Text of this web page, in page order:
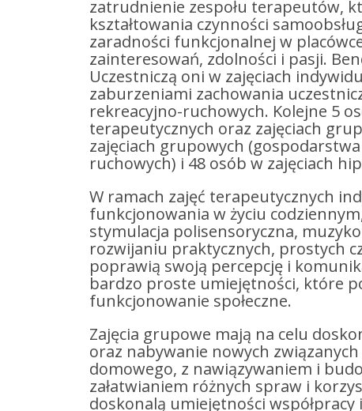
zatrudnienie zespołu terapeutów,
kształtowania czynności
zaradności funkcjonalnej w
zainteresowań, zdolności i pasji.
Uczestniczą oni w zajęciach
zaburzeniami zachowania
rekreacyjno-ruchowych. Kolejne 5
terapeutycznych oraz zajęciach
zajęciach grupowych
ruchowych) i 48 osób w zajęciach
W ramach zajęć terapeutycznych
funkcjonowania w życiu
stymulacja polisensoryczna,
rozwijaniu praktycznych, prostych
poprawią swoją percepcję i
bardzo proste umiejętności, które
funkcjonowanie społeczne.
Zajęcia grupowe mają na celu
oraz nabywanie nowych
domowego, z nawiązywaniem i
załatwianiem różnych spraw i
doskonalą umiejętności współpracy